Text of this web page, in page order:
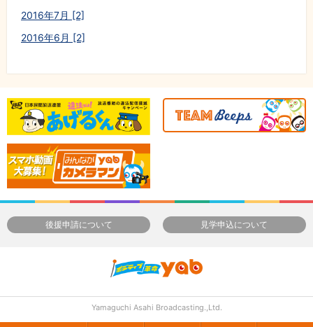
2016年7月 [2]
2016年6月 [2]
後援申請について 見学申込について
Yamaguchi Asahi Broadcasting.,Ltd.